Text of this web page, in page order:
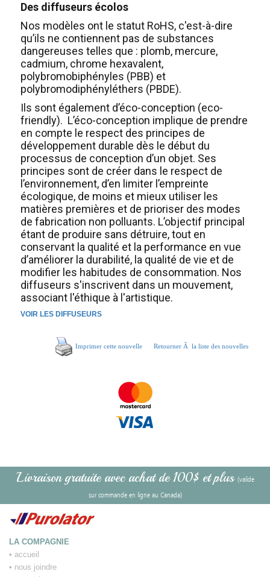
Des diffuseurs écolos
Nos modèles ont le statut RoHS, c'est-à-dire
qu’ils ne contiennent pas de substances
dangereuses telles que : plomb, mercure,
cadmium, chrome hexavalent,
polybromobiphényles (PBB) et
polybromodiphényléthers (PBDE).
Ils sont également d’éco-conception (eco-
friendly). L’éco-conception implique de prendre
en compte le respect des principes de
développement durable dès le début du
processus de conception d’un objet. Ses
principes sont de créer dans le respect de
l’environnement, d’en limiter l’empreinte
écologique, de moins et mieux utiliser les
matières premières et de prioriser des modes
de fabrication non polluants. L’objectif principal
étant de produire sans détruire, tout en
conservant la qualité et la performance en vue
d’améliorer la durabilité, la qualité de vie et de
modifier les habitudes de consommation. Nos
diffuseurs s'inscrivent dans un mouvement,
associant l'éthique à l'artistique.
VOIR LES DIFFUSEURS
Imprimer cette nouvelle Retourner Ã la liste des nouvelles
Livraison gratuite avec achat de 100$ et plus (valide
sur commande en ligne au Canada)
LA COMPAGNIE
• accueil
• nous joindre